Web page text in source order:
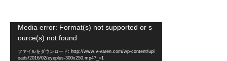
Media error: Format(s) not supported or s
ource(s) not found
ファイルをダウンロード: http://www.v-varen.com/wp-content/upl
oads/2016/02/eyeplus-300x250.mp4?_=1